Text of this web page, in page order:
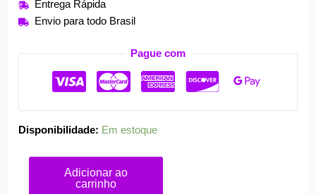
Entrega Rápida
Envio para todo Brasil
Pague com
Disponibilidade: Em estoque
Alexa
Adicionar ao
carrinho